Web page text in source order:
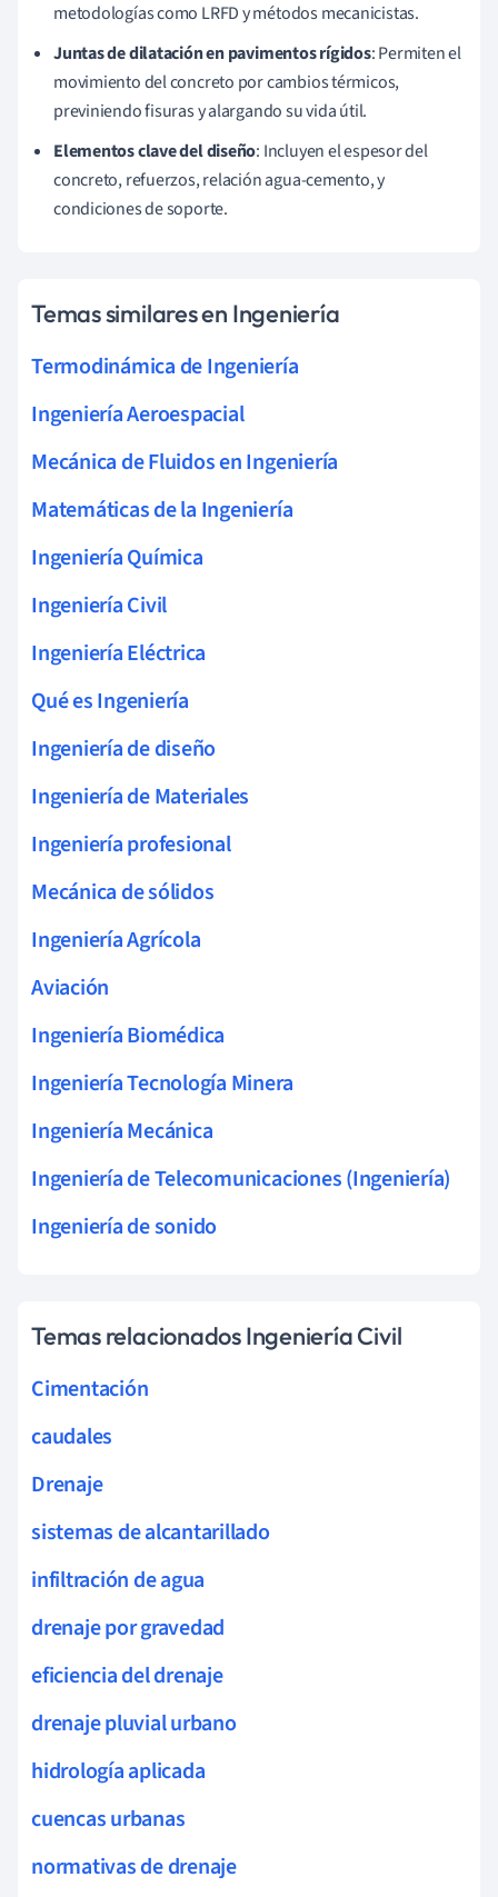
metodologías como LRFD y métodos mecanicistas.
Juntas de dilatación en pavimentos rígidos: Permiten el
movimiento del concreto por cambios térmicos,
previniendo fisuras y alargando su vida útil.
Elementos clave del diseño: Incluyen el espesor del
concreto, refuerzos, relación agua-cemento, y
condiciones de soporte.
Temas similares en Ingeniería
Termodinámica de Ingeniería
Ingeniería Aeroespacial
Mecánica de Fluidos en Ingeniería
Matemáticas de la Ingeniería
Ingeniería Química
Ingeniería Civil
Ingeniería Eléctrica
Qué es Ingeniería
Ingeniería de diseño
Ingeniería de Materiales
Ingeniería profesional
Mecánica de sólidos
Ingeniería Agrícola
Aviación
Ingeniería Biomédica
Ingeniería Tecnología Minera
Ingeniería Mecánica
Ingeniería de Telecomunicaciones (Ingeniería)
Ingeniería de sonido
Temas relacionados Ingeniería Civil
Cimentación
caudales
Drenaje
sistemas de alcantarillado
infiltración de agua
drenaje por gravedad
eficiencia del drenaje
drenaje pluvial urbano
hidrología aplicada
cuencas urbanas
normativas de drenaje